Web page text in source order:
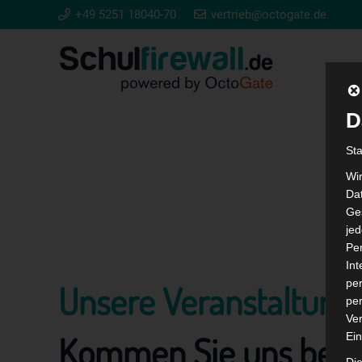
+49 5251 18040-70 vertrieb@octogate.de
Unsere
Kommen Sie uns